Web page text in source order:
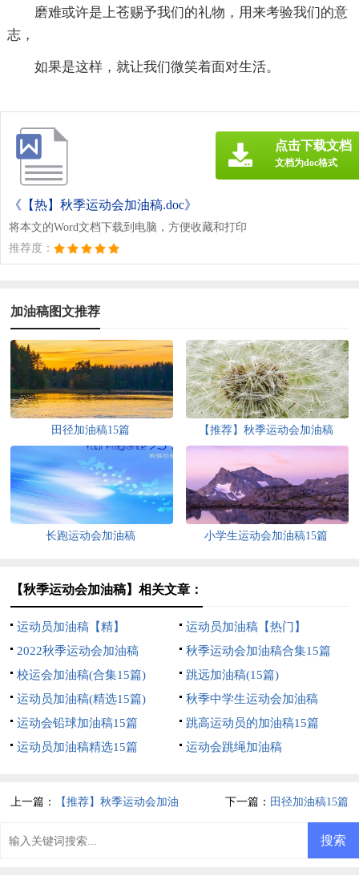
磨难或许是上苍赐予我们的礼物，用来考验我们的意
志，
如果是这样，就让我们微笑着面对生活。
《【热】秋季运动会加油稿.doc》
将本文的Word文档下载到电脑，方便收藏和打印
推荐度：
点击下载文档
文档为doc格式
加油稿图文推荐
田径加油稿15篇 【推荐】秋季运动会加油稿
长跑运动会加油稿 小学生运动会加油稿15篇
【秋季运动会加油稿】相关文章：
运动员加油稿【精】
运动员加油稿【热门】
2022秋季运动会加油稿
秋季运动会加油稿合集15篇
校运会加油稿(合集15篇)
跳远加油稿(15篇)
运动员加油稿(精选15篇)
秋季中学生运动会加油稿
运动会铅球加油稿15篇
跳高运动员的加油稿15篇
运动员加油稿精选15篇
运动会跳绳加油稿
上一篇： 【推荐】秋季运动会加油 下一篇： 田径加油稿15篇